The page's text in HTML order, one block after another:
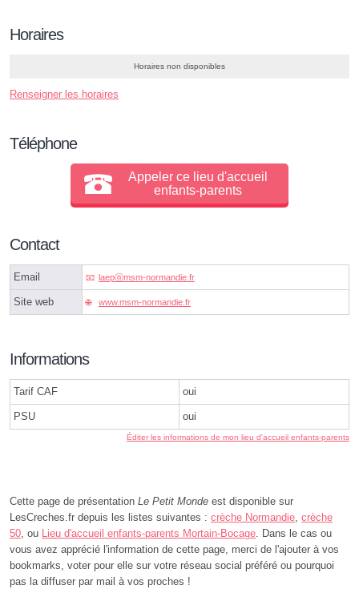
Horaires
Horaires non disponibles
Renseigner les horaires
Téléphone
Appeler ce lieu d'accueil
enfants-parents
Contact
Email laepⓐmsm-normandie.fr
Site web www.msm-normandie.fr
Informations
Tarif CAF oui
PSU oui
Éditer les informations de mon lieu d'accueil enfants-parents
Cette page de présentation Le Petit Monde est disponible sur
LesCreches.fr depuis les listes suivantes : crèche Normandie, crèche
50, ou Lieu d'accueil enfants-parents Mortain-Bocage. Dans le cas ou
vous avez apprécié l'information de cette page, merci de l'ajouter à vos
bookmarks, voter pour elle sur votre réseau social préféré ou pourquoi
pas la diffuser par mail à vos proches !